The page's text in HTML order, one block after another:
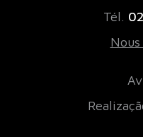
Tél.